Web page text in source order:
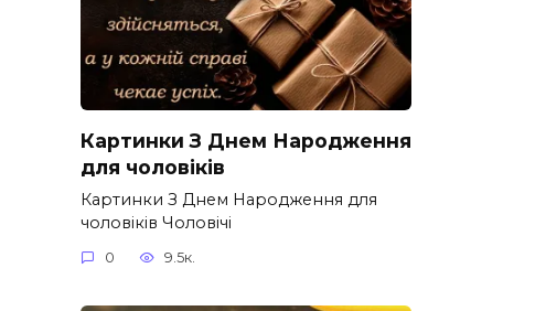
Картинки З Днем Народження
для чоловіків​
Картинки З Днем Народження для
чоловіків​ Чоловічі
0 9.5к.